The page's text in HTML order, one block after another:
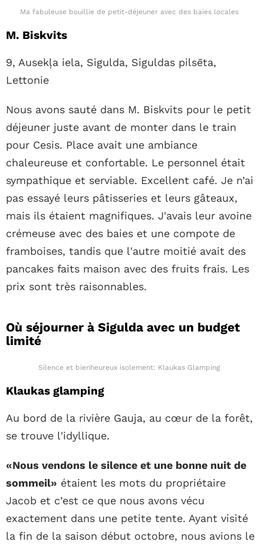
Ma fabuleuse bouillie de petit-déjeuner avec des baies locales
M. Biskvits
9, Ausekļa iela, Sigulda, Siguldas pilsēta,
Lettonie
Nous avons sauté dans M. Biskvits pour le petit
déjeuner juste avant de monter dans le train
pour Cesis. Place avait une ambiance
chaleureuse et confortable. Le personnel était
sympathique et serviable. Excellent café. Je n’ai
pas essayé leurs pâtisseries et leurs gâteaux,
mais ils étaient magnifiques. J'avais leur avoine
crémeuse avec des baies et une compote de
framboises, tandis que l'autre moitié avait des
pancakes faits maison avec des fruits frais. Les
prix sont très raisonnables.
Où séjourner à Sigulda avec un budget
limité
Silence et bienheureux isolement: Klaukas Glamping
Klaukas glamping
Au bord de la rivière Gauja, au cœur de la forêt,
se trouve l'idyllique.
«Nous vendons le silence et une bonne nuit de
sommeil» étaient les mots du propriétaire
Jacob et c’est ce que nous avons vécu
exactement dans une petite tente. Ayant visité
la fin de la saison début octobre, nous avions le